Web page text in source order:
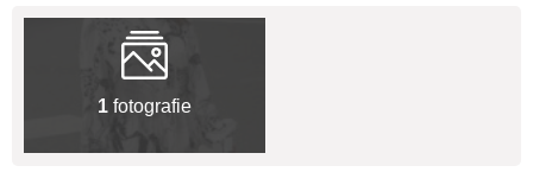
1 fotografie